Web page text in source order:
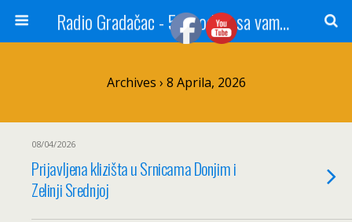
Radio Gradačac - 56 godina sa vama...
Archives › 8 Aprila, 2026
08/04/2026
Prijavljena klizišta u Srnicama Donjim i
Zelinji Srednjoj